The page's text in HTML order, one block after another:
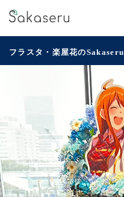
フラスタ・楽屋花のSakaseru